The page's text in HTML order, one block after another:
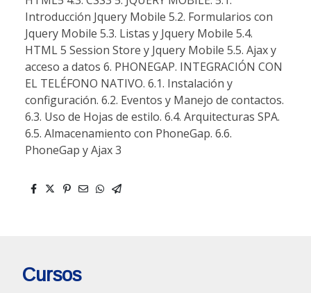
Introducción Jquery Mobile 5.2. Formularios con
Jquery Mobile 5.3. Listas y Jquery Mobile 5.4.
HTML 5 Session Store y Jquery Mobile 5.5. Ajax y
acceso a datos 6. PHONEGAP. INTEGRACIÓN CON
EL TELÉFONO NATIVO. 6.1. Instalación y
configuración. 6.2. Eventos y Manejo de contactos.
6.3. Uso de Hojas de estilo. 6.4. Arquitecturas SPA.
6.5. Almacenamiento con PhoneGap. 6.6.
PhoneGap y Ajax 3
Cursos